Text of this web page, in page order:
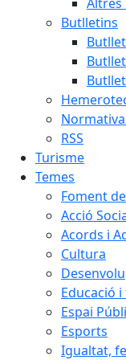
Butlletins
RSS
Turisme
Temes
Foment
Acció
Acords i
Cultura
Educació
Espai
Esports
Igualtat,